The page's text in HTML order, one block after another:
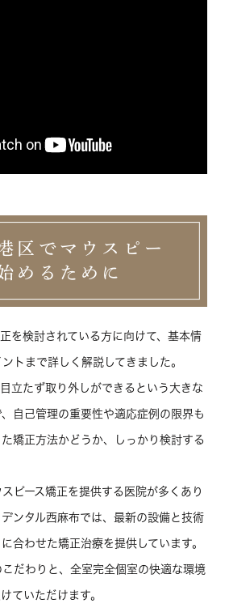
区でマウスピー
めるために
を検討されている方に向けて、基本情
トまで詳しく解説してきました。
立たず取り外しができるという大きな
自己管理の重要性や適応症例の限界も
矯正方法かどうか、しっかり検討する
ピース矯正を提供する医院が多くあり
ンタル西麻布では、最新の設備と技術
合わせた矯正治療を提供しています。
だわりと、全室完全個室の快適な環境
ていただけます。